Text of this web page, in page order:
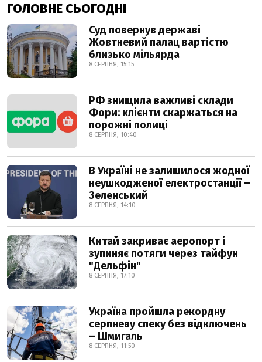
ГОЛОВНЕ СЬОГОДНІ
Суд повернув державі
Жовтневий палац вартістю
близько мільярда
8 СЕРПНЯ, 15:15
РФ знищила важливі склади
Фори: клієнти скаржаться на
порожні полиці
8 СЕРПНЯ, 10:40
В Україні не залишилося жодної
неушкодженої електростанції –
Зеленський
8 СЕРПНЯ, 14:10
Китай закриває аеропорт і
зупиняє потяги через тайфун
"Дельфін"
8 СЕРПНЯ, 17:10
Україна пройшла рекордну
серпневу спеку без відключень
– Шмигаль
8 СЕРПНЯ, 11:50